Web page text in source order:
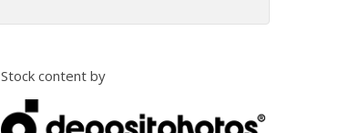
Stock content by